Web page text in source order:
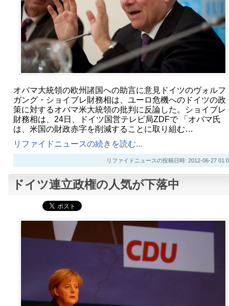
オバマ大統領の欧州諸国への助言に意見ドイツのヴォルフ
ガング・ショイブレ財務相は、ユーロ危機へのドイツの政
策に対するオバマ米大統領の批判に反論した。ショイブレ
財務相は、24日、ドイツ国営テレビ局ZDFで 「オバマ氏
は、米国の財政赤字を削減することに取り組む…
リファイドニュースの続きを読む...
リファイドニュースの投稿日時: 2012-06-27
ドイツ連立政権の人気が下落中